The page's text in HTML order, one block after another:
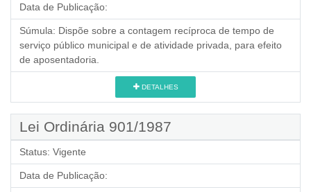
Data de Publicação:
Súmula: Dispõe sobre a contagem recíproca de tempo de
serviço público municipal e de atividade privada, para efeito
de aposentadoria.
DETALHES
Lei Ordinária 901/1987
Status: Vigente
Data de Publicação: